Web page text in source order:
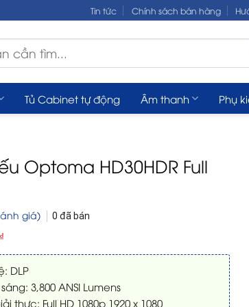
Tin tức Chính sách bán hàng
Tủ Cabinet tự động Âm thanh Phụ
Optoma HD30HDR Full
giá) 0 đã bán
₫
DLP
3,800 ANSI Lumens
thực: Full HD 1080p 1920 x 1080